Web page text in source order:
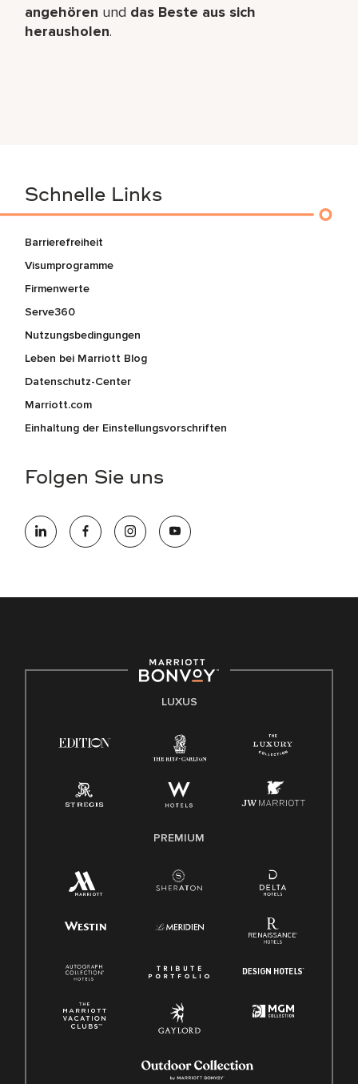
angehören und das Beste aus sich
herausholen.
Schnelle Links
Barrierefreiheit
Visumprogramme
Firmenwerte
Serve360
Nutzungsbedingungen
Leben bei Marriott Blog
Datenschutz-Center
Marriott.com
Einhaltung der Einstellungsvorschriften
Folgen Sie uns
LUXUS
PREMIUM